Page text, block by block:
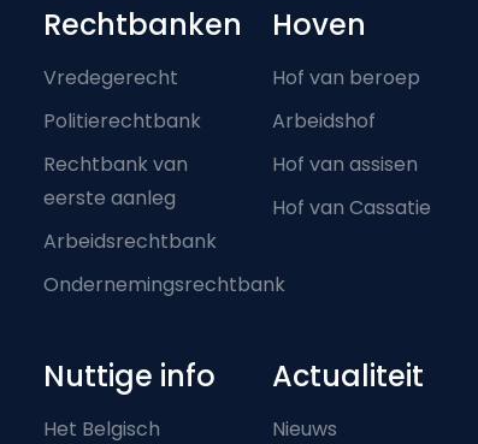
Footer-menu
Rechtbanken
Vredegerecht
Politierechtbank
Rechtbank van
eerste aanleg
Arbeidsrechtbank
Ondernemingsrechtbank
Hoven
Hof van beroep
Arbeidshof
Hof van assisen
Hof van Cassatie
Nuttige info
Het Belgisch
Actualiteit
Nieuws